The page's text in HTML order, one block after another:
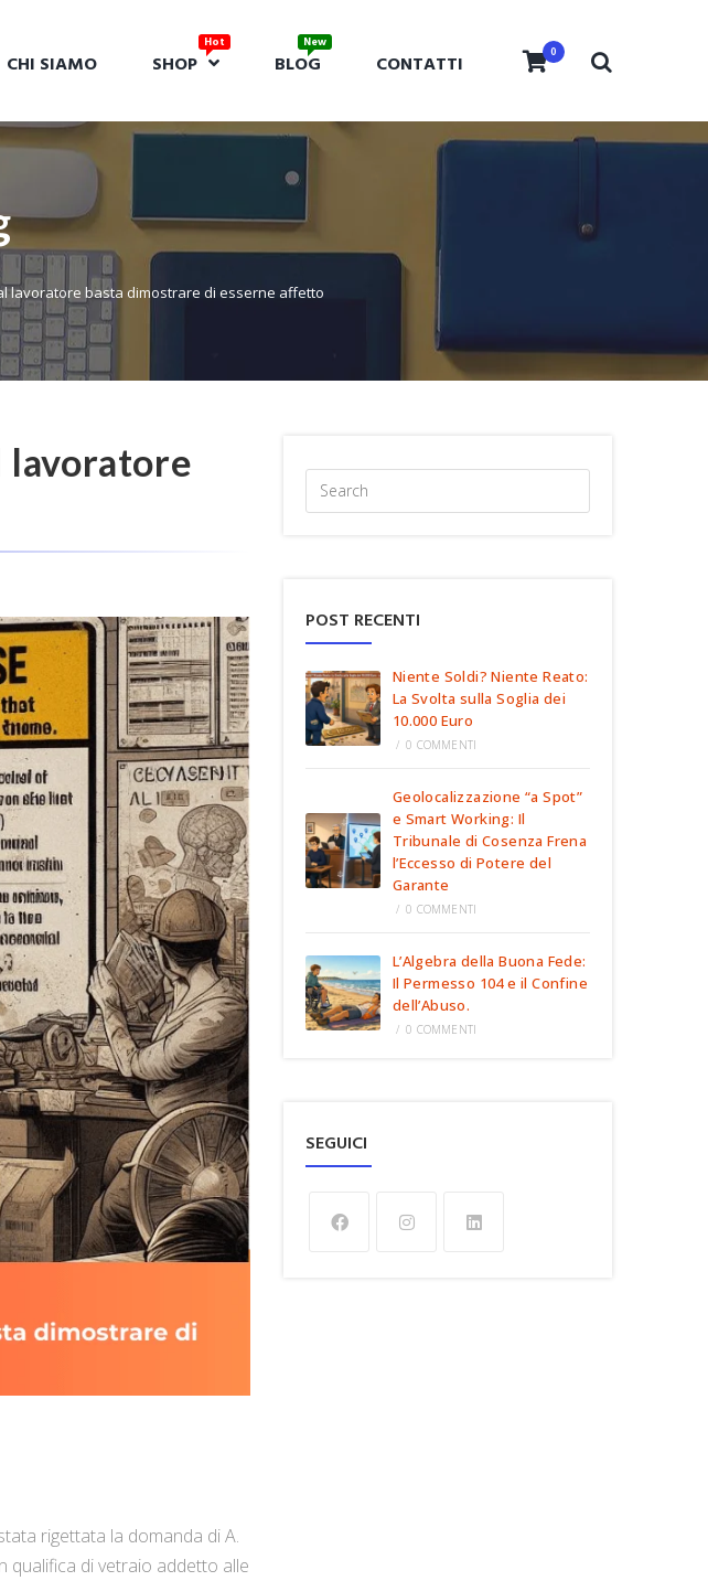
CHI SIAMO SHOP BLOG CONTATTI 0
lavoratore basta dimostrare di esserne affetto
lavoratore
rigettata la domanda di A.
qualifica di vetraio addetto alle
POST RECENTI
Niente Soldi? Niente Reato:
La Svolta sulla Soglia dei
10.000 Euro
/ 0 COMMENTI
Geolocalizzazione “a Spot”
e Smart Working: Il
Tribunale di Cosenza Frena
l’Eccesso di Potere del
Garante
/ 0 COMMENTI
L’Algebra della Buona Fede:
Il Permesso 104 e il Confine
dell’Abuso.
/ 0 COMMENTI
SEGUICI